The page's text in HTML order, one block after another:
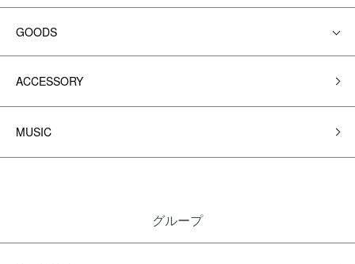
GOODS
ACCESSORY
MUSIC
グループ